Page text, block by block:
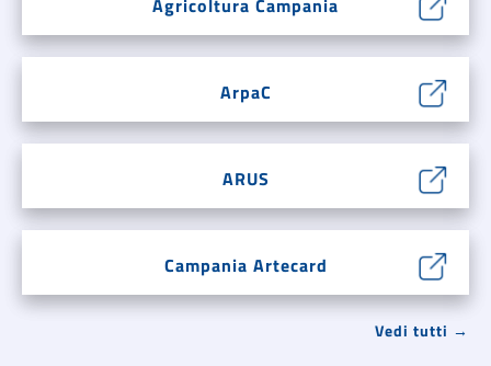
Agricoltura Campania
ArpaC
ARUS
Campania Artecard
Vedi tutti →